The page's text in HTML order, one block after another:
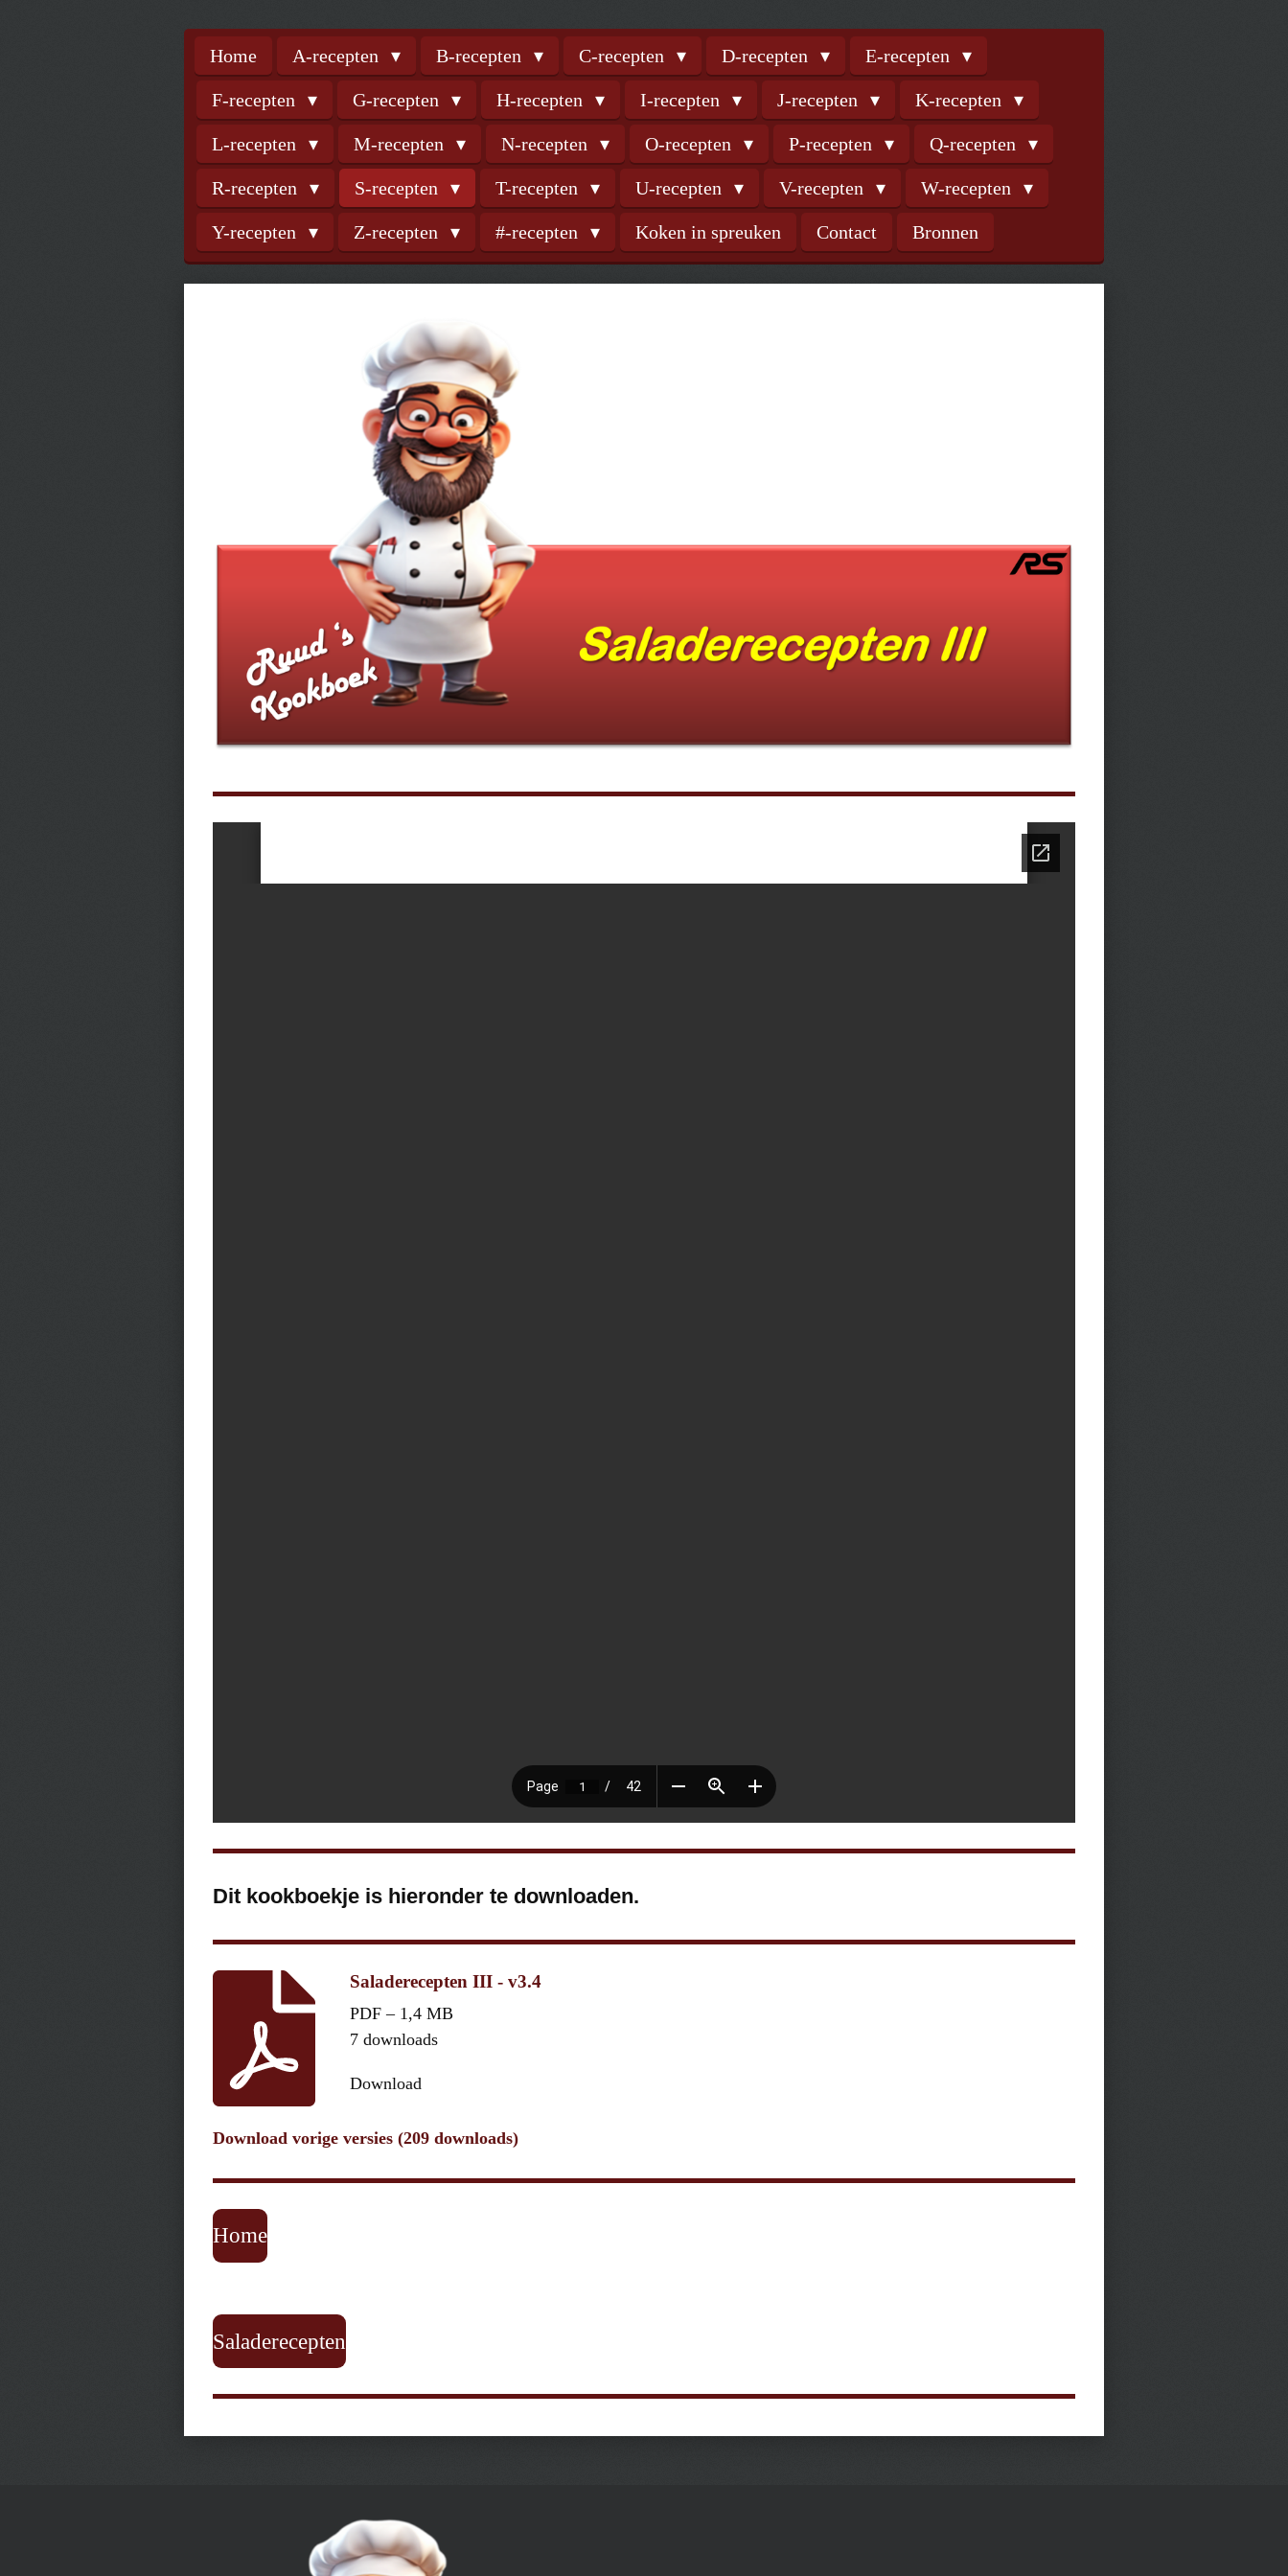
Home A-recepten B-recepten C-recepten D-recepten E-recepten
F-recepten G-recepten H-recepten I-recepten J-recepten K-recepten
L-recepten M-recepten N-recepten O-recepten P-recepten Q-recepten
R-recepten S-recepten T-recepten U-recepten V-recepten W-recepten
Y-recepten Z-recepten #-recepten Koken in spreuken Contact Bronnen
Dit kookboekje is hieronder te downloaden.
Saladerecepten III - v3.4
PDF – 1,4 MB
7 downloads
Download
Download vorige versies (209 downloads)
Home
Saladerecepten